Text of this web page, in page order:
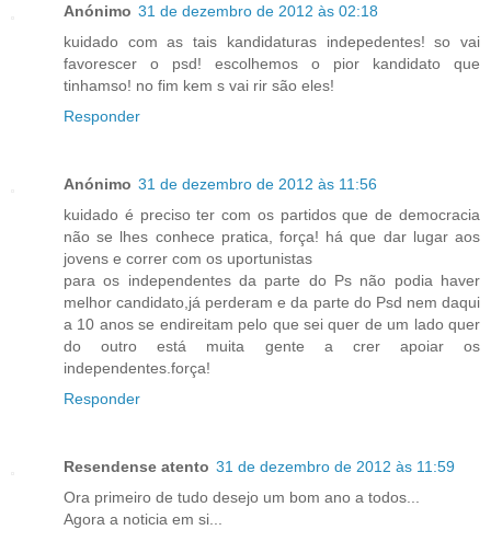
Anónimo 31 de dezembro de 2012 às 02:18
kuidado com as tais kandidaturas indepedentes! so vai
favorescer o psd! escolhemos o pior kandidato que
tinhamso! no fim kem s vai rir são eles!
Responder
Anónimo 31 de dezembro de 2012 às 11:56
kuidado é preciso ter com os partidos que de democracia
não se lhes conhece pratica, força! há que dar lugar aos
jovens e correr com os uportunistas
para os independentes da parte do Ps não podia haver
melhor candidato,já perderam e da parte do Psd nem daqui
a 10 anos se endireitam pelo que sei quer de um lado quer
do outro está muita gente a crer apoiar os
independentes.força!
Responder
Resendense atento 31 de dezembro de 2012 às 11:59
Ora primeiro de tudo desejo um bom ano a todos...
Agora a noticia em si...